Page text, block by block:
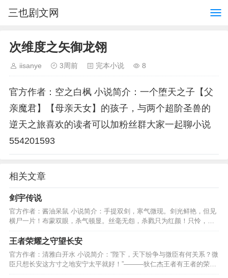
三也剧文网
次维度之矢御龙翎
iisanye 3周前 完本小说 8
官方作者：空之白枫 小说简介：一个堕天之子【父
亲魔君】【母亲天女】的孩子，与两个超阶圣兽的
逆天之旅喜欢的读者可以加粉丝群大家一起聊小说
554201593
相关文章
剑宇传说
官方作者：酱油呆鼠 小说简介：手提双剑，寒气微现。剑光鲜艳，但见
横尸一片！布蒙双眼，杀气顿显。丝毫无怨，杀戮只为红颜！只怜，难
逆天，遗恨千年......…
王者荣耀之守望长安
官方作者：清雅白开水 小说简介：“陛下，天下纷争与微臣有何关系？微
臣只想长安这方寸之地安宁太平就好！”———狄仁杰王者有王者的荣
耀，他亦有他的坚持…